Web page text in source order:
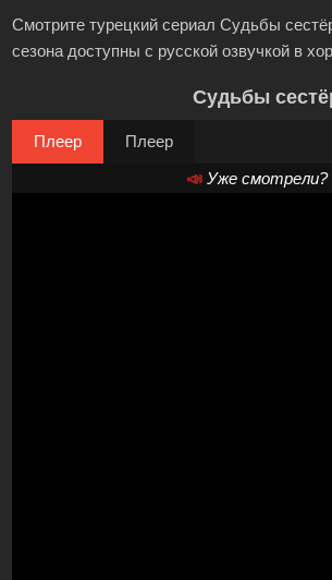
Смотрите турецкий сериал Судьбы
сезона доступны с русской озвучкой в
Судьбы
Плеер Плеер
📣 Уже смотрели?